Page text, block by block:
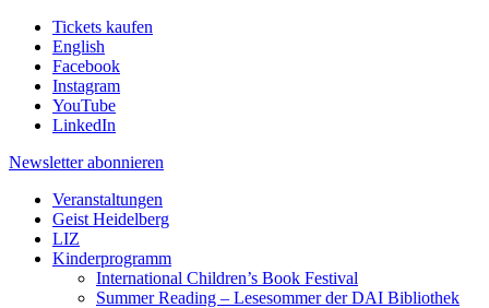
Tickets kaufen
English
Facebook
Instagram
YouTube
LinkedIn
Newsletter abonnieren
Veranstaltungen
Geist Heidelberg
LIZ
Kinderprogramm
International Children’s Book Festival
Summer Reading – Lesesommer der DAI Bibliothek